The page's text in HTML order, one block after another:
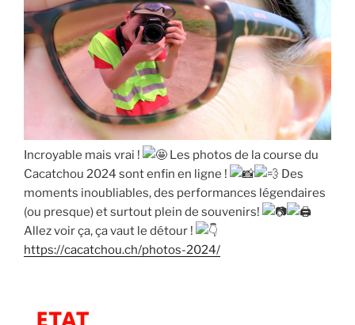
Incroyable mais vrai !
Les photos de la course du
Cacatchou 2024 sont enfin en ligne !
Des
moments inoubliables, des performances légendaires
(ou presque) et surtout plein de souvenirs!
Allez voir ça, ça vaut le détour !
https://cacatchou.ch/photos-2024/